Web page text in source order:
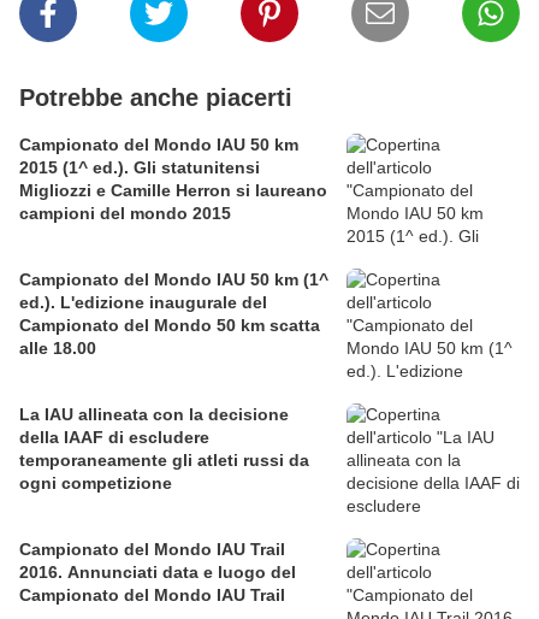
Potrebbe anche piacerti
Campionato del Mondo IAU 50 km
2015 (1^ ed.). Gli statunitensi
Migliozzi e Camille Herron si laureano
campioni del mondo 2015
Campionato del Mondo IAU 50 km (1^
ed.). L'edizione inaugurale del
Campionato del Mondo 50 km scatta
alle 18.00
La IAU allineata con la decisione
della IAAF di escludere
temporaneamente gli atleti russi da
ogni competizione
Campionato del Mondo IAU Trail
2016. Annunciati data e luogo del
Campionato del Mondo IAU Trail